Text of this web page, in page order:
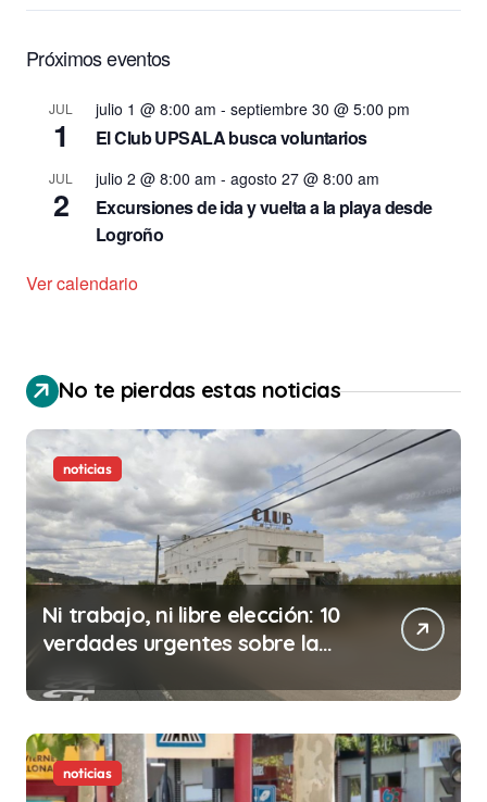
Próximos eventos
JUL
1
julio 1 @ 8:00 am - septiembre 30 @ 5:00 pm
El Club UPSALA busca voluntarios
JUL
2
julio 2 @ 8:00 am - agosto 27 @ 8:00 am
Excursiones de ida y vuelta a la playa desde
Logroño
Ver calendario
No te pierdas estas noticias
noticias
Ni trabajo, ni libre elección: 10
verdades urgentes sobre la
noticias